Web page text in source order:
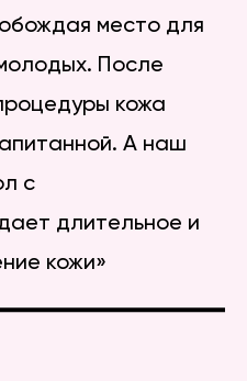
место для
После
кожа
А наш
с
длительное и
кожи»